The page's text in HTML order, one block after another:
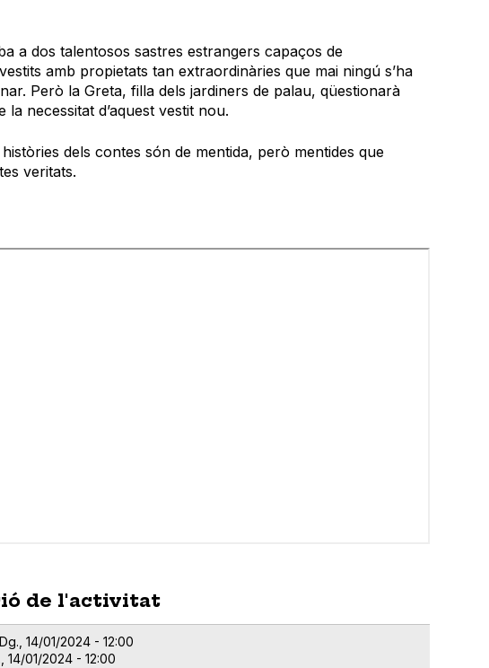
a dos talentosos sastres estrangers capaços de
amb propietats tan extraordinàries que mai ningú s’ha
Però la Greta, filla dels jardiners de palau, qüestionarà
la necessitat d’aquest vestit nou.
dels contes són de mentida, però mentides que
veritats.
de l'activitat
Dg., 14/01/2024 - 12:00
14/01/2024 - 12:00